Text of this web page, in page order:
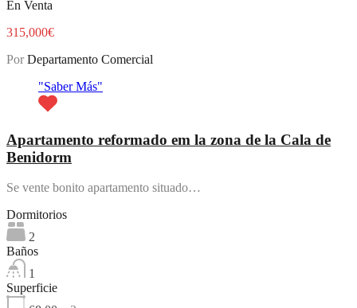
En Venta
315,000€
Por Departamento Comercial
"Saber Más"
Apartamento reformado em la zona de la Cala de
Benidorm
Se vente bonito apartamento situado…
Dormitorios
2
Baños
1
Superficie